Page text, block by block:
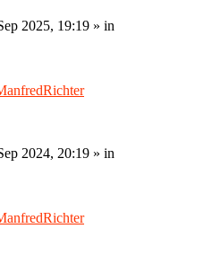
2025, 19:19 » in
2024, 20:19 » in